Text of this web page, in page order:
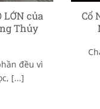
LỚN của
Thủy
đều vì
[...]
Cổ